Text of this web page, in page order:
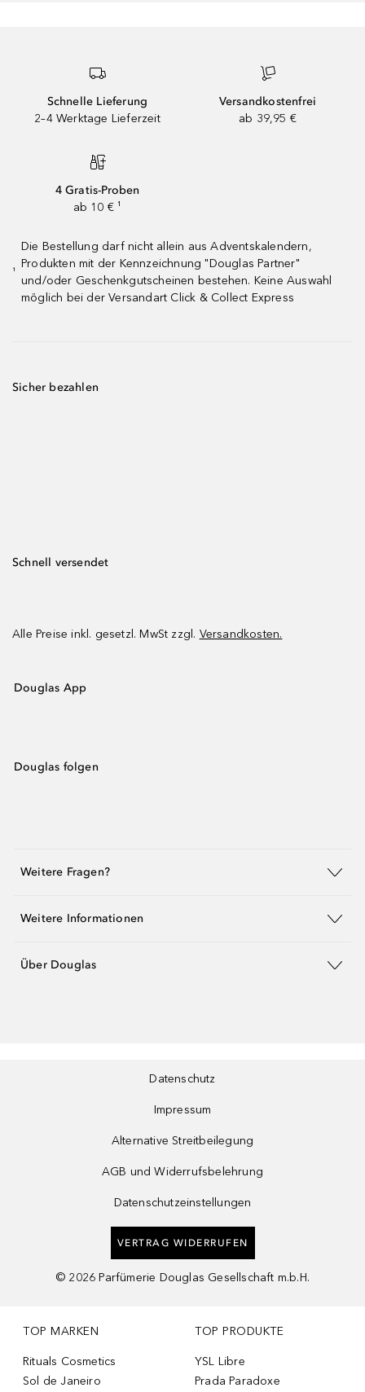
Schnelle Lieferung
2–4 Werktage Lieferzeit
Versandkostenfrei
ab 39,95 €
4 Gratis-Proben
ab 10 € ¹
¹
Die Bestellung darf nicht allein aus Adventskalendern,
Produkten mit der Kennzeichnung "Douglas Partner"
und/oder Geschenkgutscheinen bestehen. Keine Auswahl
möglich bei der Versandart Click & Collect Express
Sicher bezahlen
Schnell versendet
Alle Preise inkl. gesetzl. MwSt zzgl. Versandkosten.
Douglas App
Douglas folgen
Weitere Fragen?
Weitere Informationen
Über Douglas
Datenschutz
Impressum
Alternative Streitbeilegung
AGB und Widerrufsbelehrung
Datenschutzeinstellungen
VERTRAG WIDERRUFEN
© 2026 Parfümerie Douglas Gesellschaft m.b.H.
TOP MARKEN
Rituals Cosmetics
Sol de Janeiro
TOP PRODUKTE
YSL Libre
Prada Paradoxe